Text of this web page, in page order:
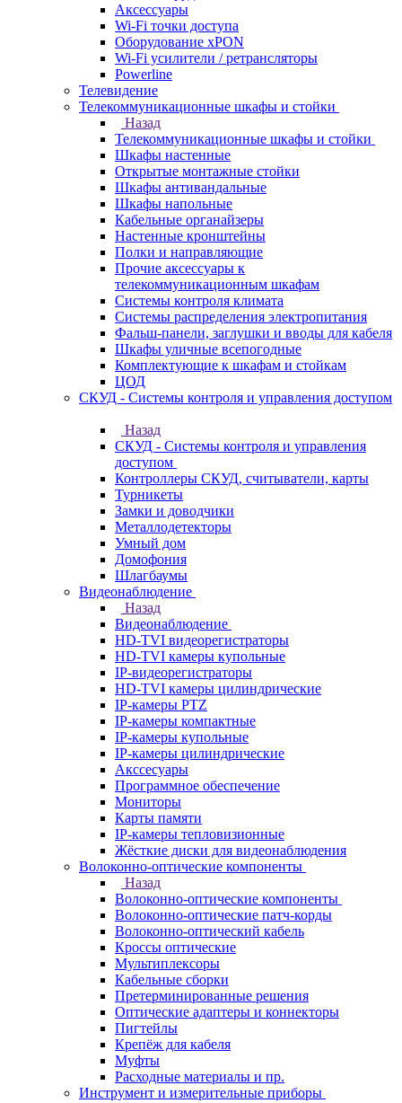
Аксессуары
Wi-Fi точки доступа
Оборудование хPON
Wi-Fi усилители / ретрансляторы
Powerline
Телевидение
Телекоммуникационные шкафы и стойки
Назад
Телекоммуникационные шкафы и стойки
Шкафы настенные
Открытые монтажные стойки
Шкафы антивандальные
Шкафы напольные
Кабельные органайзеры
Настенные кронштейны
Полки и направляющие
Прочие аксессуары к
телекоммуникационным шкафам
Системы контроля климата
Системы распределения электропитания
Фальш-панели, заглушки и вводы для кабеля
Шкафы уличные всепогодные
Комплектующие к шкафам и стойкам
ЦОД
СКУД - Системы контроля и управления доступом
Назад
СКУД - Системы контроля и управления
доступом
Контроллеры СКУД, считыватели, карты
Турникеты
Замки и доводчики
Металлодетекторы
Умный дом
Домофония
Шлагбаумы
Видеонаблюдение
Назад
Видеонаблюдение
HD-TVI видеорегистраторы
HD-TVI камеры купольные
IP-видеорегистраторы
HD-TVI камеры цилиндрические
IP-камеры PTZ
IP-камеры компактные
IP-камеры купольные
IP-камеры цилиндрические
Акссесуары
Программное обеспечение
Мониторы
Карты памяти
IP-камеры тепловизионные
Жёсткие диски для видеонаблюдения
Волоконно-оптические компоненты
Назад
Волоконно-оптические компоненты
Волоконно-оптические патч-корды
Волоконно-оптический кабель
Кроссы оптические
Мультиплексоры
Кабельные сборки
Претерминированные решения
Оптические адаптеры и коннекторы
Пигтейлы
Крепёж для кабеля
Муфты
Расходные материалы и пр.
Инструмент и измерительные приборы